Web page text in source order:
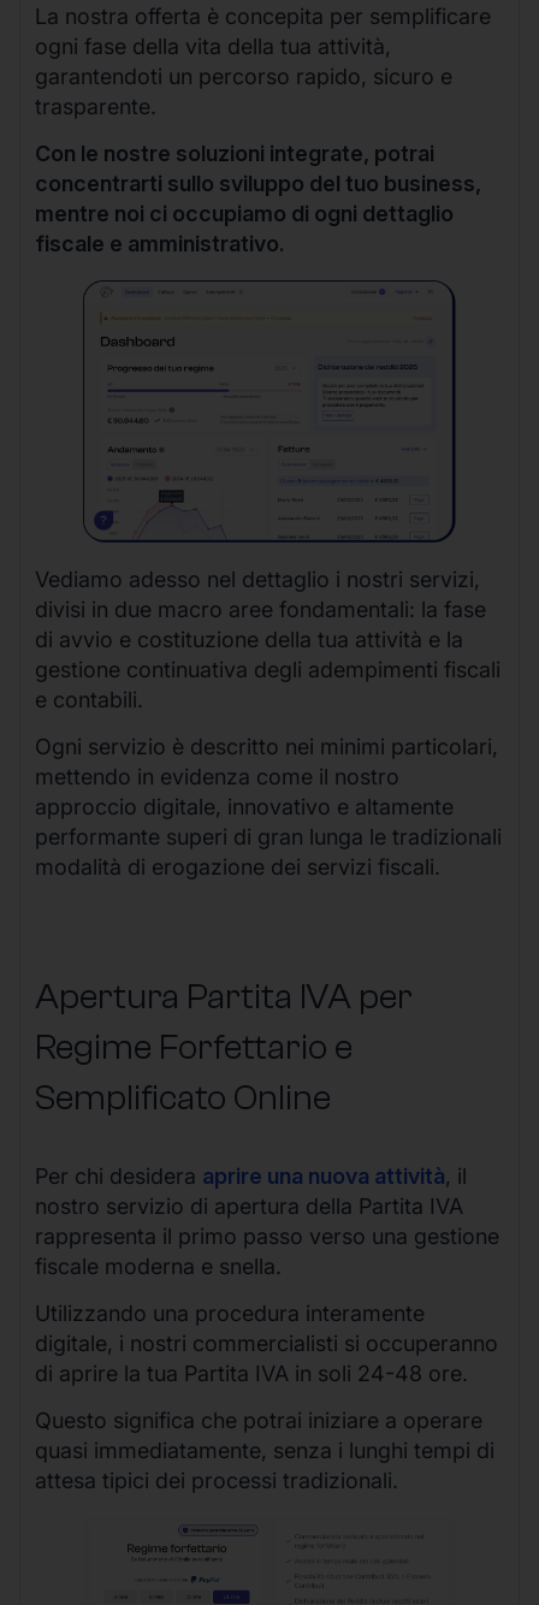
La nostra offerta è concepita per semplificare
ogni fase della vita della tua attività,
garantendoti un percorso rapido, sicuro e
trasparente.
Con le nostre soluzioni integrate, potrai
concentrarti sullo sviluppo del tuo business,
mentre noi ci occupiamo di ogni dettaglio
fiscale e amministrativo.
Vediamo adesso nel dettaglio i nostri servizi,
divisi in due macro aree fondamentali: la fase
di avvio e costituzione della tua attività e la
gestione continuativa degli adempimenti fiscali
e contabili.
Ogni servizio è descritto nei minimi particolari,
mettendo in evidenza come il nostro
approccio digitale, innovativo e altamente
performante superi di gran lunga le tradizionali
modalità di erogazione dei servizi fiscali.
Apertura Partita IVA per
Regime Forfettario e
Semplificato Online
Per chi desidera aprire una nuova attività, il
nostro servizio di apertura della Partita IVA
rappresenta il primo passo verso una gestione
fiscale moderna e snella.
Utilizzando una procedura interamente
digitale, i nostri commercialisti si occuperanno
di aprire la tua Partita IVA in soli 24-48 ore.
Questo significa che potrai iniziare a operare
quasi immediatamente, senza i lunghi tempi di
attesa tipici dei processi tradizionali.